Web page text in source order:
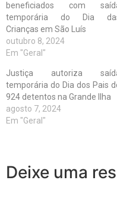
beneficiados com
temporária do Dia
Crianças em São Luís
outubro 8, 2024
Em "Geral"
Justiça autoriza
temporária do Dia dos Pais
924 detentos na Grande Ilha
agosto 7, 2024
Em "Geral"
Deixe uma